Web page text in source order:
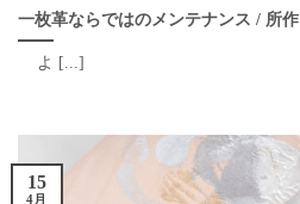
一枚革ならではのメンテナンス / 所作
よ [...]
15
4月